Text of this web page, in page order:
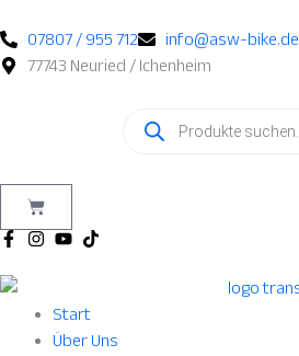
Inhalt
springen
07807 / 955 712
info@asw-bike.de
77743 Neuried / Ichenheim
search
Warenkorb
Start
Über Uns